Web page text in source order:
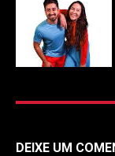
DEIXE UM